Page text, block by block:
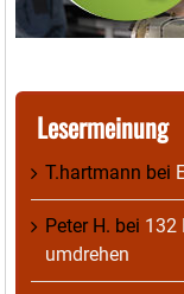
Lesermeinung
T.hartmann bei
Peter H. bei 132
umdrehen